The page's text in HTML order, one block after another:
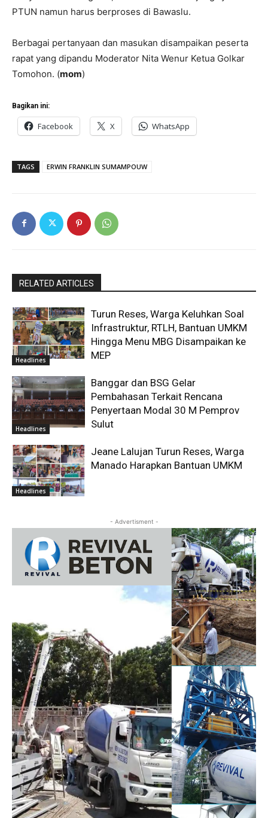
PTUN namun harus berproses di Bawaslu.
Berbagai pertanyaan dan masukan disampaikan peserta
rapat yang dipandu Moderator Nita Wenur Ketua Golkar
Tomohon. (mom)
Bagikan ini:
Facebook X WhatsApp
TAGS ERWIN FRANKLIN SUMAMPOUW
RELATED ARTICLES
Headlines
Turun Reses, Warga Keluhkan Soal
Infrastruktur, RTLH, Bantuan UMKM
Hingga Menu MBG Disampaikan ke
MEP
Headlines
Banggar dan BSG Gelar
Pembahasan Terkait Rencana
Penyertaan Modal 30 M Pemprov
Sulut
Headlines
Jeane Lalujan Turun Reses, Warga
Manado Harapkan Bantuan UMKM
- Advertisment -